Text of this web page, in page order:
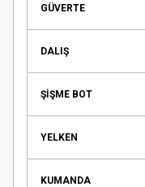
GÜVERTE
DALIŞ
ŞİŞME BOT
YELKEN
KUMANDA